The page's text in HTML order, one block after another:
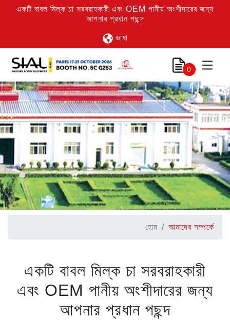
একটি বাবল মিল্ক চা সরবরাহকারী এবং OEM পানীয় অংশীদারের জন্য
আপনার প্রধান পছন্দ
ভাষা
0
হোম আমাদের সম্পর্কে
একটি বাবল মিল্ক চা সরবরাহকারী
এবং OEM পানীয় অংশীদারের জন্য
আপনার প্রধান পছন্দ